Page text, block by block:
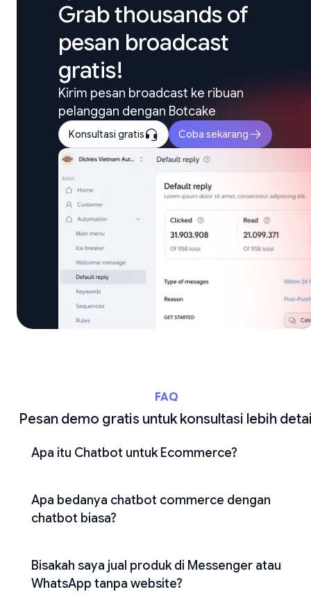
Grab thousands of
pesan broadcast
gratis!
Kirim pesan broadcast ke ribuan
pelanggan dengan Botcake
Konsultasi gratis Coba sekarang
FAQ
Pesan demo gratis untuk konsultasi lebih
Apa itu Chatbot untuk Ecommerce?
Apa bedanya chatbot commerce dengan
chatbot biasa?
Bisakah saya jual produk di Messenger atau
WhatsApp tanpa website?